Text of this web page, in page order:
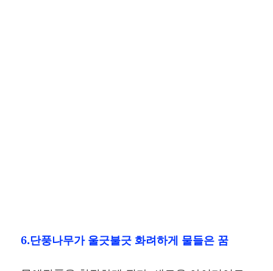
6.단풍나무가 울긋불긋 화려하게 물들은 꿈